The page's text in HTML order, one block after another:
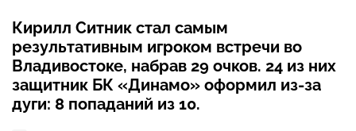
Кирилл Ситник стал самым
результативным игроком встречи во
Владивостоке, набрав 29 очков. 24 из них
защитник БК «Динамо» оформил из-за
дуги: 8 попаданий из 10.